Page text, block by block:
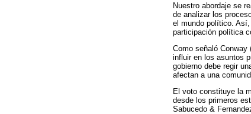
Nuestro abordaje se
de analizar los
el mundo político.
participación política
Como señaló
influir en los asuntos
gobierno debe regir
afectan a una
El voto constituye la
desde los primeros
Sabucedo &